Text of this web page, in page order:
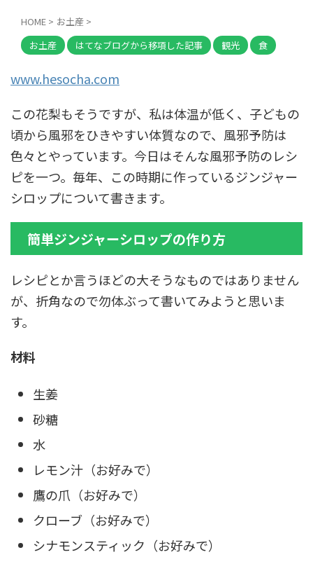
www.hesocha.com
この花梨もそうですが、私は体温が低く、子どもの
頃から風邪をひきやすい体質なので、風邪予防は
色々とやっています。今日はそんな風邪予防のレシ
ピを一つ。毎年、この時期に作っているジンジャー
シロップについて書きます。
簡単ジンジャーシロップの作り方
レシピとか言うほどの大そうなものではありません
が、折角なので勿体ぶって書いてみようと思いま
す。
材料
生姜
砂糖
水
レモン汁（お好みで）
鷹の爪（お好みで）
クローブ（お好みで）
シナモンスティック（お好みで）